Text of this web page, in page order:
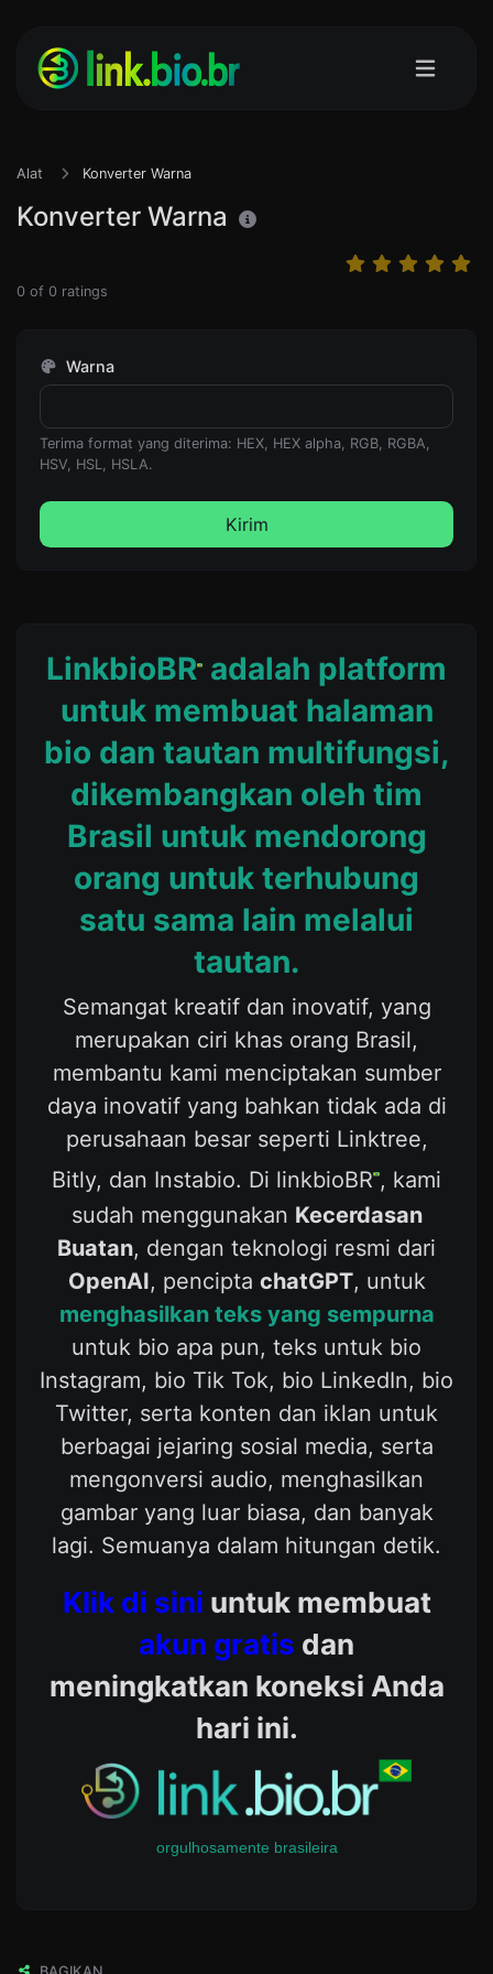
Alat Konverter Warna
Konverter Warna
0 of 0 ratings
Warna
Terima format yang diterima: HEX, HEX alpha, RGB, RGBA,
HSV, HSL, HSLA.
Kirim
LinkbioBR adalah platform
untuk membuat halaman
bio dan tautan multifungsi,
dikembangkan oleh tim
Brasil untuk mendorong
orang untuk terhubung
satu sama lain melalui
tautan.
Semangat kreatif dan inovatif, yang
merupakan ciri khas orang Brasil,
membantu kami menciptakan sumber
daya inovatif yang bahkan tidak ada di
perusahaan besar seperti Linktree,
Bitly, dan Instabio. Di linkbioBR , kami
sudah menggunakan Kecerdasan
Buatan, dengan teknologi resmi dari
OpenAI, pencipta chatGPT, untuk
menghasilkan teks yang sempurna
untuk bio apa pun, teks untuk bio
Instagram, bio Tik Tok, bio LinkedIn, bio
Twitter, serta konten dan iklan untuk
berbagai jejaring sosial media, serta
mengonversi audio, menghasilkan
gambar yang luar biasa, dan banyak
lagi. Semuanya dalam hitungan detik.
Klik di sini untuk membuat
akun gratis dan
meningkatkan koneksi Anda
hari ini.
orgulhosamente brasileira